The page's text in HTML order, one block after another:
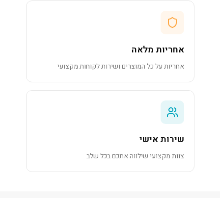
אחריות מלאה
אחריות על כל המוצרים ושירות לקוחות מקצועי
שירות אישי
צוות מקצועי שילווה אתכם בכל שלב